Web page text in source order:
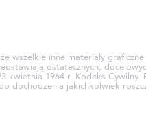
wszelkie inne materiały
ostatecznych,
1964 r. Kodeks Cywilny.
jakichkolwiek